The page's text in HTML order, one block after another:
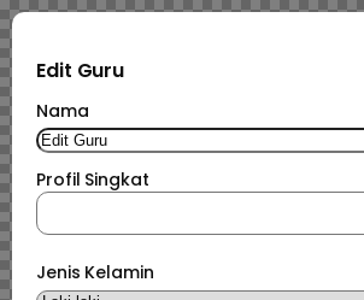
Edit Guru
Nama
Profil Singkat
Jenis Kelamin